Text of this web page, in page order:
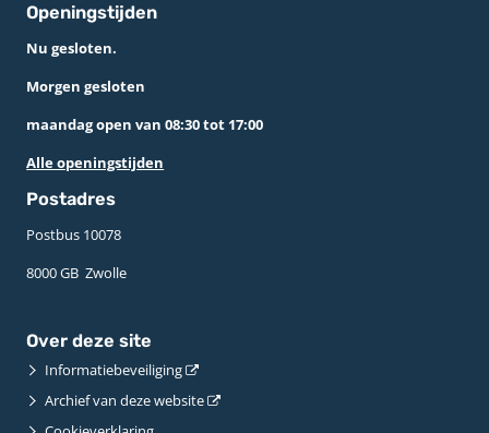
Openingstijden
Nu gesloten.
Morgen gesloten
maandag open van 08:30 tot 17:00
Alle openingstijden
Postadres
Postbus 10078 ­
8000 GB ­ Zwolle
Over deze site
Informatiebeveiliging
Archief van deze website